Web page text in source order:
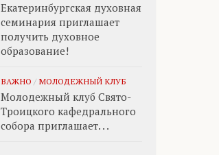
Екатеринбургская духовная
семинария приглашает
получить духовное
образование!
ВАЖНО / МОЛОДЕЖНЫЙ КЛУБ
Молодежный клуб Свято-
Троицкого кафедрального
собора приглашает. . .